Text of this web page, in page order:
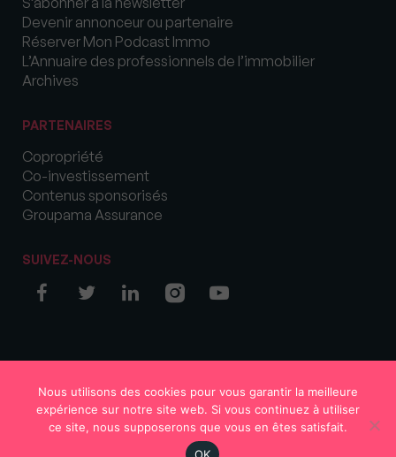
Devenir annonceur ou partenaire
Réserver Mon Podcast Immo
L’Annuaire des professionnels de l’immobilier
Archives
PARTENAIRES
Copropriété
Co-investissement
Contenus sponsorisés
Groupama Assurance
SUIVEZ-NOUS
Nous utilisons des cookies pour vous garantir la meilleure
expérience sur notre site web. Si vous continuez à utiliser
ce site, nous supposerons que vous en êtes satisfait.
OK